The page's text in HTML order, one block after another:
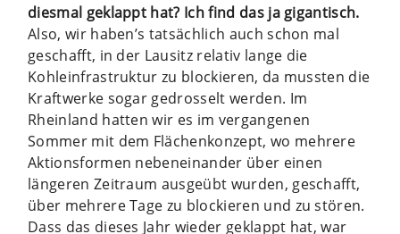
diesmal geklappt hat? Ich find das ja gigantisch.
Also, wir haben’s tatsächlich auch schon mal
geschafft, in der Lausitz relativ lange die
Kohleinfrastruktur zu blockieren, da mussten die
Kraftwerke sogar gedrosselt werden. Im
Rheinland hatten wir es im vergangenen
Sommer mit dem Flächenkonzept, wo mehrere
Aktionsformen nebeneinander über einen
längeren Zeitraum ausgeübt wurden, geschafft,
über mehrere Tage zu blockieren und zu stören.
Dass das dieses Jahr wieder geklappt hat, war